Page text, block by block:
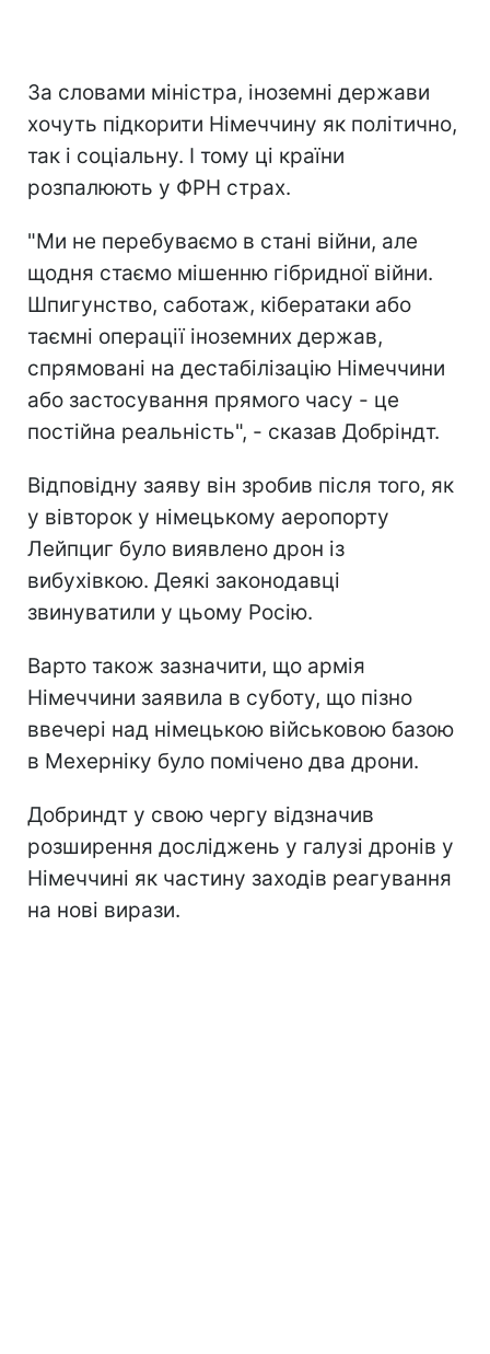
За словами міністра, іноземні держави
хочуть підкорити Німеччину як політично,
так і соціальну. І тому ці країни
розпалюють у ФРН страх.
"Ми не перебуваємо в стані війни, але
щодня стаємо мішенню гібридної війни.
Шпигунство, саботаж, кібератаки або
таємні операції іноземних держав,
спрямовані на дестабілізацію Німеччини
або застосування прямого часу - це
постійна реальність", - сказав Добріндт.
Відповідну заяву він зробив після того, як
у вівторок у німецькому аеропорту
Лейпциг було виявлено дрон із
вибухівкою. Деякі законодавці
звинуватили у цьому Росію.
Варто також зазначити, що армія
Німеччини заявила в суботу, що пізно
ввечері над німецькою військовою базою
в Мехерніку було помічено два дрони.
Добриндт у свою чергу відзначив
розширення досліджень у галузі дронів у
Німеччині як частину заходів реагування
на нові вирази.